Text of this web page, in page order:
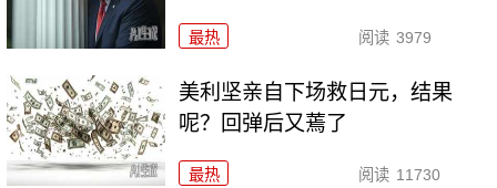
最热 阅读 3979
美利坚亲自下场救日元，结果
呢？回弹后又蔫了
最热 阅读 11730